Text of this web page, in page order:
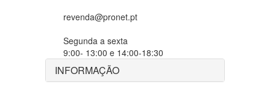
revenda@pronet.pt
Segunda a sexta
9:00- 13:00 e 14:00-18:30
INFORMAÇÃO